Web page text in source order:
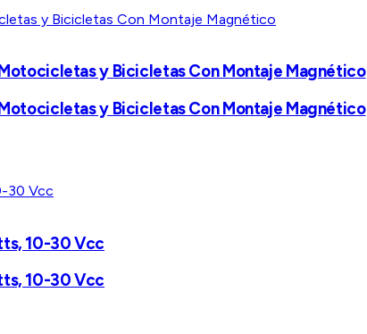
y Bicicletas Con Montaje Magnético
y Bicicletas Con Montaje Magnético
10-30 Vcc
10-30 Vcc